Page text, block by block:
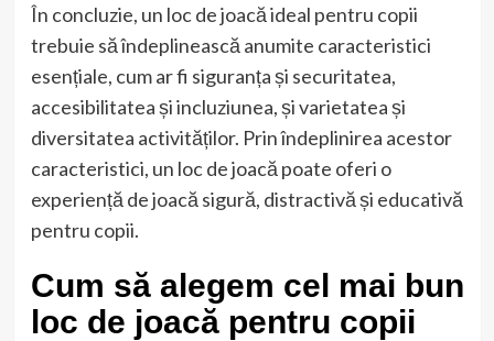
În concluzie, un loc de joacă ideal pentru copii
trebuie să îndeplinească anumite caracteristici
esențiale, cum ar fi siguranța și securitatea,
accesibilitatea și incluziunea, și varietatea și
diversitatea activităților. Prin îndeplinirea acestor
caracteristici, un loc de joacă poate oferi o
experiență de joacă sigură, distractivă și educativă
pentru copii.
Cum să alegem cel mai bun
loc de joacă pentru copii